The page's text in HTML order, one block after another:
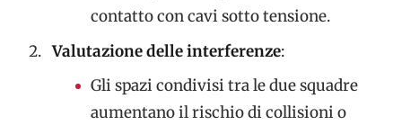
contatto con cavi sotto tensione.
Valutazione delle interferenze:
Gli spazi condivisi tra le due squadre
aumentano il rischio di collisioni o